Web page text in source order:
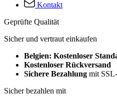
Kontakt
Geprüfte Qualität
Sicher und vertraut einkaufen
Belgien: Kostenloser
Kostenloser Rückversand
Sichere Bezahlung mit
Sicher bezahlen mit